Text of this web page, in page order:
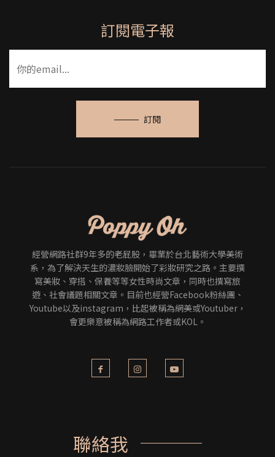
訂閱電子報
訂閱
經營網路社群9年多的老屁股，畢業於台北藝術大學美術
系，為了解決天生的濃妝臉開始了彩妝研究之路。主要撰
寫美妝、穿搭、保養等等女性時尚文章，同時也撰寫旅
遊、社會議題相關文章。目前也經營Facebook粉絲團、
Youtube以及instagram，比起被稱為網美或Youtuber，
會更樂意被稱為網路工作者或KOL。
聯絡我